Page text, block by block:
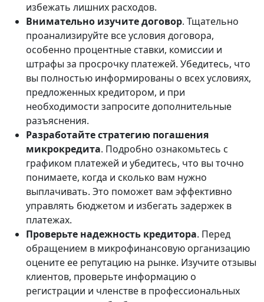
избежать лишних расходов.
Внимательно изучите договор. Тщательно
проанализируйте все условия договора,
особенно процентные ставки, комиссии и
штрафы за просрочку платежей. Убедитесь, что
вы полностью информированы о всех условиях,
предложенных кредитором, и при
необходимости запросите дополнительные
разъяснения.
Разработайте стратегию погашения
микрокредита. Подробно ознакомьтесь с
графиком платежей и убедитесь, что вы точно
понимаете, когда и сколько вам нужно
выплачивать. Это поможет вам эффективно
управлять бюджетом и избегать задержек в
платежах.
Проверьте надежность кредитора. Перед
обращением в микрофинансовую организацию
оцените ее репутацию на рынке. Изучите отзывы
клиентов, проверьте информацию о
регистрации и членстве в профессиональных